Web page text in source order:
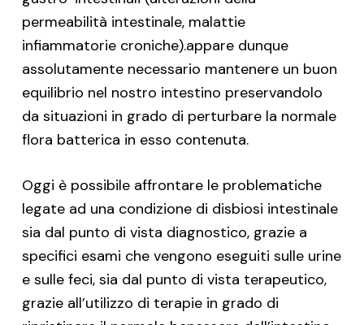
permeabilità intestinale, malattie
infiammatorie croniche).appare dunque
assolutamente necessario mantenere un buon
equilibrio nel nostro intestino preservandolo
da situazioni in grado di perturbare la normale
flora batterica in esso contenuta.
Oggi è possibile affrontare le problematiche
legate ad una condizione di disbiosi intestinale
sia dal punto di vista diagnostico, grazie a
specifici esami che vengono eseguiti sulle urine
e sulle feci, sia dal punto di vista terapeutico,
grazie all’utilizzo di terapie in grado di